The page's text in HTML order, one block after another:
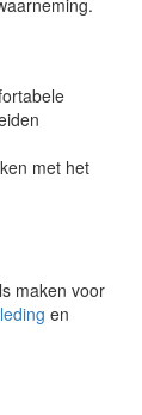
met het
maken voor
en